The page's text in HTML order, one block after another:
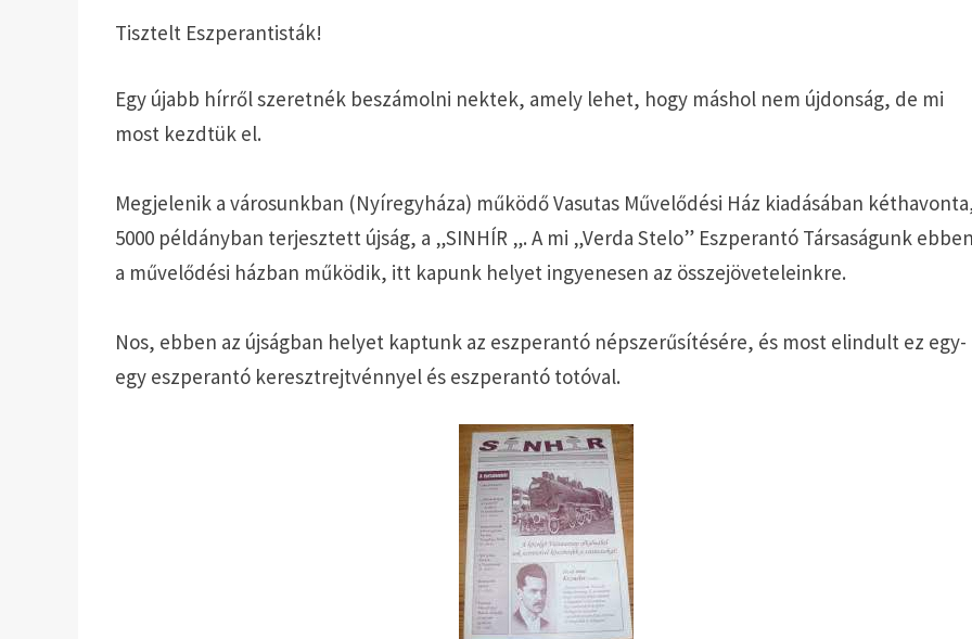
Tisztelt Eszperantisták!
Egy újabb hírről szeretnék beszámolni nektek, amely lehet, hogy máshol nem újdonság, de mi
most kezdtük el.
Megjelenik a városunkban (Nyíregyháza) működő Vasutas Művelődési Ház kiadásában
5000 példányban terjesztett újság, a „SINHÍR „. A mi „Verda Stelo” Eszperantó Társaságunk
a művelődési házban működik, itt kapunk helyet ingyenesen az összejöveteleinkre.
Nos, ebben az újságban helyet kaptunk az eszperantó népszerűsítésére, és most elindult ez egy-
egy eszperantó keresztrejtvénnyel és eszperantó totóval.